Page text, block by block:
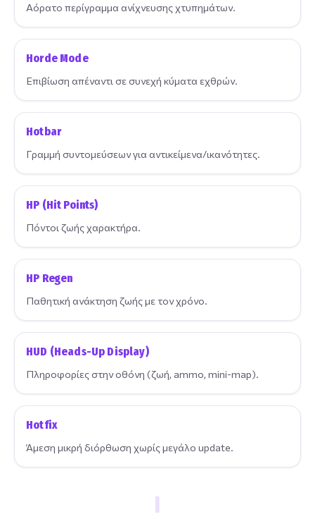
Αόρατο περίγραμμα ανίχνευσης χτυπημάτων.
Horde Mode
Επιβίωση απέναντι σε συνεχή κύματα εχθρών.
Hotbar
Γραμμή συντομεύσεων για αντικείμενα/ικανότητες.
HP (Hit Points)
Πόντοι ζωής χαρακτήρα.
HP Regen
Παθητική ανάκτηση ζωής με τον χρόνο.
HUD (Heads-Up Display)
Πληροφορίες στην οθόνη (ζωή, ammo, mini-map).
Hotfix
Άμεση μικρή διόρθωση χωρίς μεγάλο update.
I